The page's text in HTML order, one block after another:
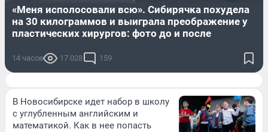
«Меня исполосовали всю». Сибирячка похудела
на 30 килограммов и выиграла преображение у
пластических хирургов: фото до и после
14 часов 17 028 159
В Новосибирске идет набор в школу
с углубленным английским и
математикой. Как в нее попасть